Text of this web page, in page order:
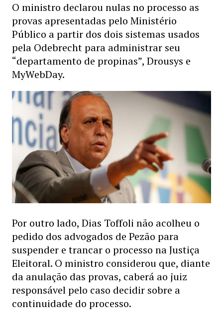
O ministro declarou nulas no processo as
provas apresentadas pelo Ministério
Público a partir dos dois sistemas usados
pela Odebrecht para administrar seu
“departamento de propinas”, Drousys e
MyWebDay.
Por outro lado, Dias Toffoli não acolheu o
pedido dos advogados de Pezão para
suspender e trancar o processo na Justiça
Eleitoral. O ministro considerou que, diante
da anulação das provas, caberá ao juiz
responsável pelo caso decidir sobre a
continuidade do processo.